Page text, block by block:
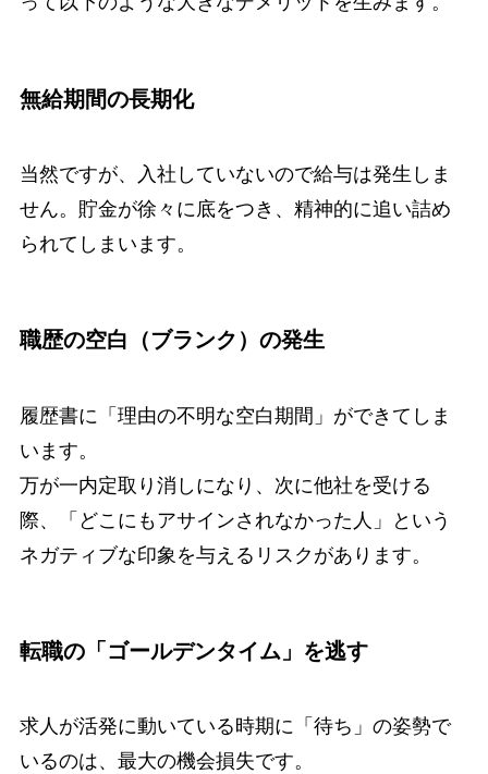
無給期間の長期化
当然ですが、入社していないので給与は発生しま
せん。貯金が徐々に底をつき、精神的に追い詰め
られてしまいます。
職歴の空白（ブランク）の発生
履歴書に「理由の不明な空白期間」ができてしま
います。
万が一内定取り消しになり、次に他社を受ける
際、「どこにもアサインされなかった人」という
ネガティブな印象を与えるリスクがあります。
転職の「ゴールデンタイム」を逃す
求人が活発に動いている時期に「待ち」の姿勢で
いるのは、最大の機会損失です。